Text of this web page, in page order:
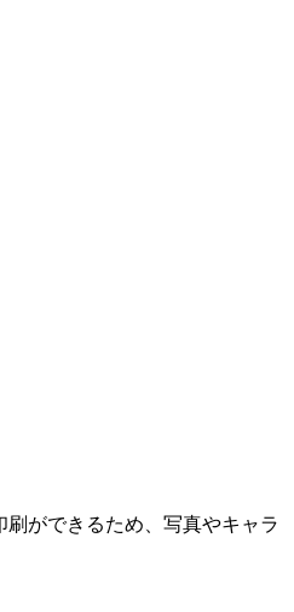
ができるため、写真やキャラ